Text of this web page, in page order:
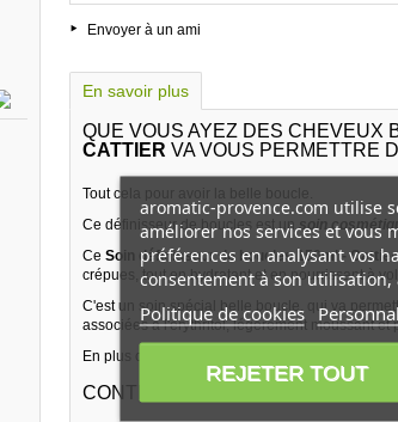
Envoyer à un ami
En savoir plus
QUE VOUS AYEZ DES CHEVEUX
CATTIER VA VOUS PERMETTRE
Tout cela pour avoir la belle boucle.
Ce définisseur de boucles est unsoin
CeSoin définisseur de boucles 150ml - Cattier
crépues, tout en hydratant et en nourrissant à
C'est un soin spécial belle boucle, qui va
associées à l'erythritol, légèrement moussant et
En plus ce soin sent bon, ne colle pas et
CONTENANCE
aromatic-provence.com utilise
améliorer nos services et vous
préférences en analysant vos
consentement à son
Politique de cookies
REJETER TOUT